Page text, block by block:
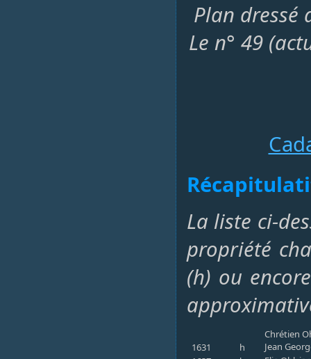
Plan dressé
Le n° 49
La liste ci-
propriété
(h) ou
Chrétien
1631
h
Jean